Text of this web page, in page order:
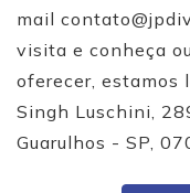
mail
visita e conheça
oferecer, estamos
Singh Luschini,
Guarulhos - SP,